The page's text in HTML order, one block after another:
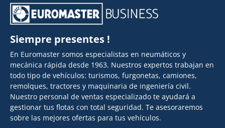
Siempre presentes !
En Euromaster somos especialistas en neumáticos y
mecánica rápida desde 1963. Nuestros expertos trabajan en
todo tipo de vehículos: turismos, furgonetas, camiones,
remolques, tractores y maquinaria de ingeniería civil.
Nuestro personal de ventas especializado te ayudará a
gestionar tus flotas con total seguridad. Te asesoraremos
sobre las mejores ofertas para tus vehículos.